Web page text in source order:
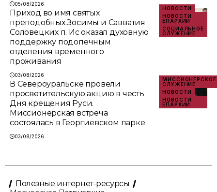
05/08/2026
НОВОСТИ
НОВОСТИ
ЕПАРХИИ
СОЦИАЛЬНОЕ
СЛУЖЕНИЕ
Приход во имя святых
преподобных Зосимы и Савватия
Соловецких п. Ис оказал духовную
поддержку подопечным
отделения временного
проживания
03/08/2026
МИССИОНЕРСКОЕ
СЛУЖЕНИЕ
НОВОСТИ
НОВОСТИ
ЕПАРХИИ
В Североуральске провели
просветительскую акцию в честь
Дня крещения Руси.
Миссионерская встреча
состоялась в Георгиевском парке
03/08/2026
Полезные интернет-ресурсы